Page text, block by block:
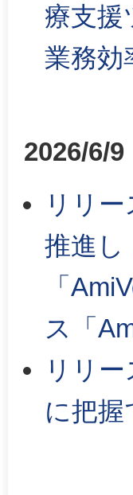
療支
業務効
2026/6/9
リリ
推進し
「
ス「
リリ
に把